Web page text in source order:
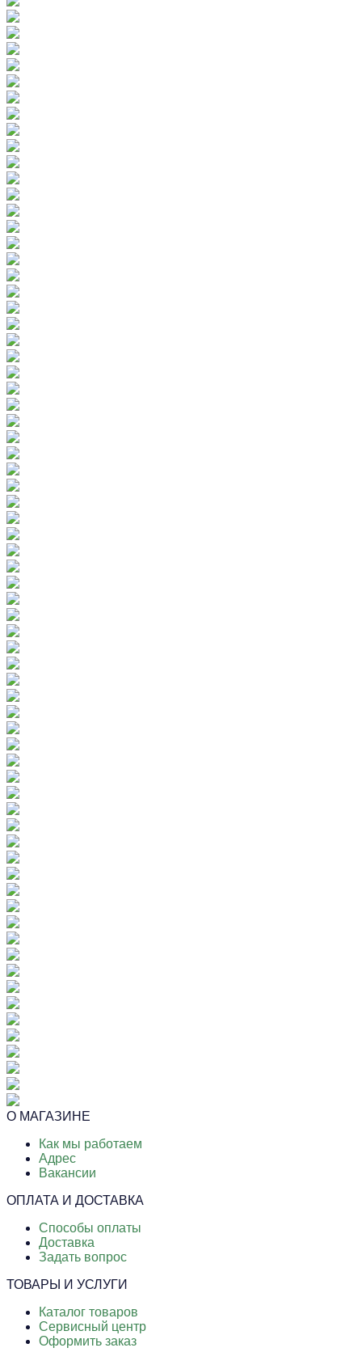
О МАГАЗИНЕ
Как мы работаем
Адрес
Вакансии
ОПЛАТА И ДОСТАВКА
Способы оплаты
Доставка
Задать вопрос
ТОВАРЫ И УСЛУГИ
Каталог товаров
Сервисный центр
Оформить заказ